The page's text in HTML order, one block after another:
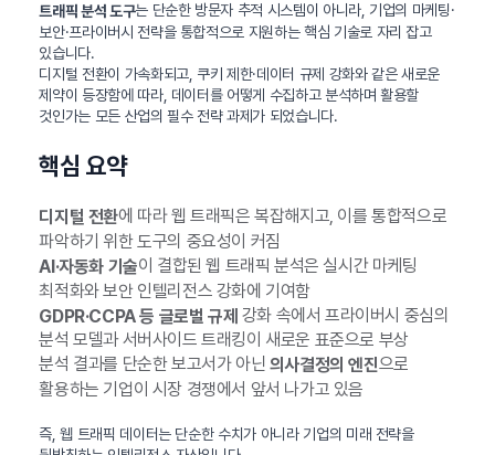
트래픽 분석 도구는 단순한 방문자 추적 시스템이 아니라, 기업의 마케팅·
보안·프라이버시 전략을 통합적으로 지원하는 핵심 기술로 자리 잡고
있습니다.
디지털 전환이 가속화되고, 쿠키 제한·데이터 규제 강화와 같은 새로운
제약이 등장함에 따라, 데이터를 어떻게 수집하고 분석하며 활용할
것인가는 모든 산업의 필수 전략 과제가 되었습니다.
핵심 요약
디지털 전환에 따라 웹 트래픽은 복잡해지고, 이를 통합적으로
파악하기 위한 도구의 중요성이 커짐
AI·자동화 기술이 결합된 웹 트래픽 분석은 실시간 마케팅
최적화와 보안 인텔리전스 강화에 기여함
GDPR·CCPA 등 글로벌 규제 강화 속에서 프라이버시 중심의
분석 모델과 서버사이드 트래킹이 새로운 표준으로 부상
분석 결과를 단순한 보고서가 아닌 의사결정의 엔진으로
활용하는 기업이 시장 경쟁에서 앞서 나가고 있음
즉, 웹 트래픽 데이터는 단순한 수치가 아니라 기업의 미래 전략을